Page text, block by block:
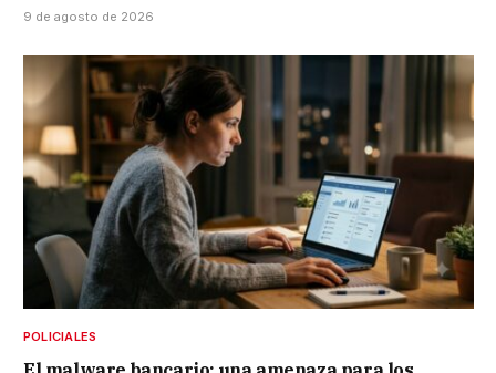
9 de agosto de 2026
POLICIALES